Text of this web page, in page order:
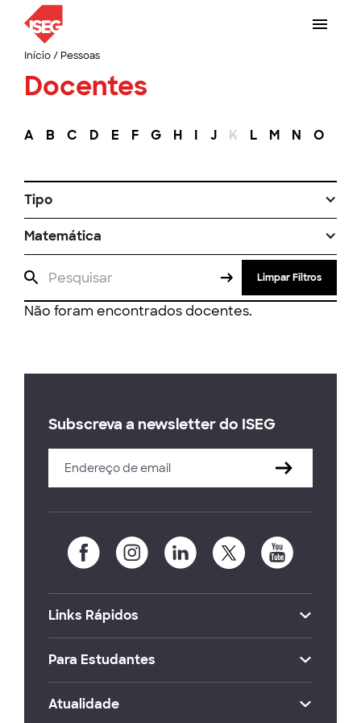
Início/ Pessoas
Docentes
A B C D E F G H I J K L M N O
Tipo
Matemática
Limpar Filtros
Não foram encontrados docentes.
Subscreva a newsletter do ISEG
Links Rápidos
Para Estudantes
Atualidade